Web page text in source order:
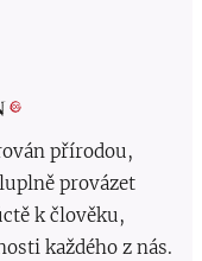
přírodou,
provázet
k člověku,
každého z nás.